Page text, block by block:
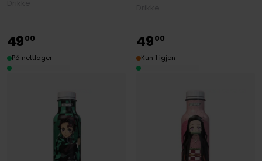
4900
På nettlager
4900
Kun 1 igjen